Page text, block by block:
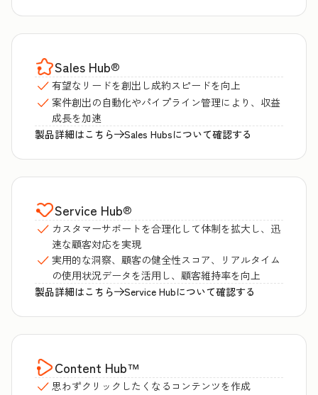
Sales Hub®
有望なリードを創出し成約スピードを向上
案件創出の自動化やパイプライン管理により、収益
成長を加速
製品詳細はこちら
Sales Hubsについて確認する
Service Hub®
カスタマーサポートを合理化して体制を拡大し、迅
速な顧客対応を実現
実用的な洞察、顧客の健全性スコア、リアルタイム
の使用状況データを活用し、顧客維持率を向上
製品詳細はこちら
Service Hubについて確認する
Content Hub™
思わずクリックしたくなるコンテンツを作成